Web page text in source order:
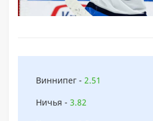
Виннипег - 2.51
Ничья - 3.82